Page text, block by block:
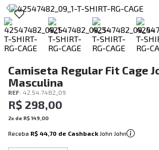
Camiseta Regular Fit Cage
Masculina
REF: 42.54.7482_09
R$ 298,00
2x de R$149 00
Receba R$ 44,70 de Cashback John John